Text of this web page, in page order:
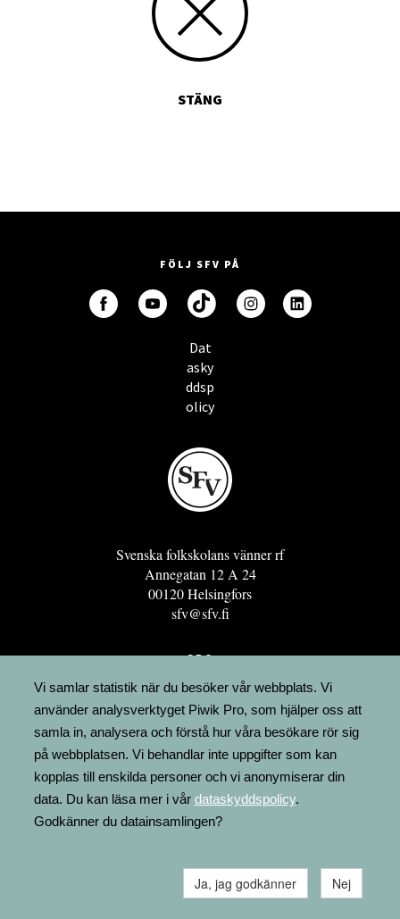
STÄNG
FÖLJ SFV PÅ
Dat
asky
ddsp
olicy
Svenska folkskolans vänner rf
Annegatan 12 A 24
00120 Helsingfors
sfv@sfv.fi
GRO
FÖRENINGSRESURSEN
MINNESRUNOR.FI
UPPSLAGSVERKET FINLAND
LÄGENHETER
FAKTURERING
Vi samlar statistik när du besöker vår webbplats. Vi
använder analysverktyget Piwik Pro, som hjälper oss att
samla in, analysera och förstå hur våra besökare rör sig
på webbplatsen. Vi behandlar inte uppgifter som kan
kopplas till enskilda personer och vi anonymiserar din
data. Du kan läsa mer i vår dataskyddspolicy.
Godkänner du datainsamlingen?
Ja, jag godkänner Nej